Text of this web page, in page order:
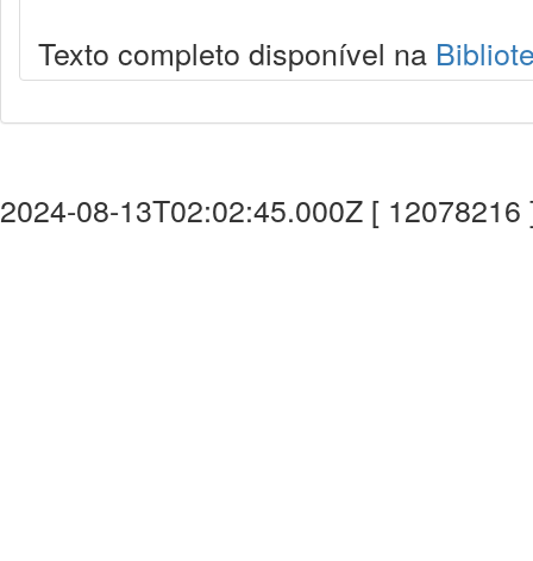
Texto completo disponível na
2024-08-13T02:02:45.000Z [ 12078216